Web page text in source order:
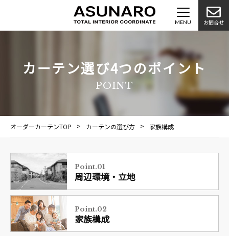
お問合せ
カーテン選び4つのポイント
POINT
オーダーカーテンTOP カーテンの選び方 家族構成
Point.01
周辺環境・立地
Point.02
家族構成